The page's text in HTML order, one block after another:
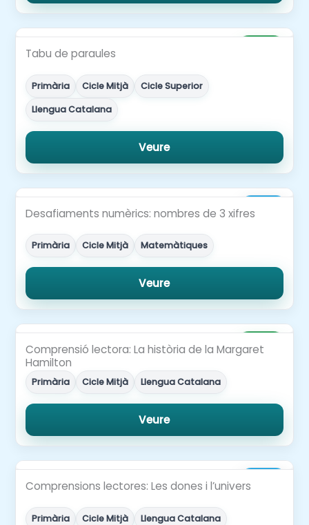
Tabu de paraules
Primària Cicle Mitjà
Cicle Superior
Llengua Catalana
Veure
Desafiaments numèrics: nombres de 3 xifres
Primària Cicle Mitjà Matemàtiques
Veure
Gratuït
Comprensió lectora: La història de la Margaret
Hamilton
Primària Cicle Mitjà Llengua Catalana
Veure
Comprensions lectores: Les dones i l’univers
Primària Cicle Mitjà Llengua Catalana